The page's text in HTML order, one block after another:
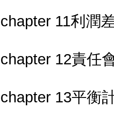
chapter 11利潤
chapter 12責任
chapter 13平衡